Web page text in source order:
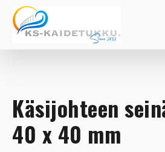
Käsijohteen
40 x 40 mm